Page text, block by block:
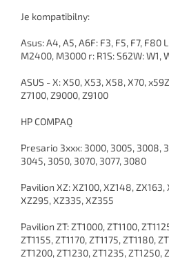
Je kompatibilny:
Asus: A4, A5, A6F: F3, F5, F7, F80
M2400, M3000 r: R1S: S62W: W1,
ASUS - X: X50, X53, X58, X70,
Z7100, Z9000, Z9100
HP COMPAQ
Presario 3xxx: 3000, 3005, 3008,
3045, 3050, 3070, 3077, 3080
Pavilion XZ: XZ100, XZ148, ZX163,
XZ295, XZ335, XZ355
Pavilion ZT: ZT1000, ZT1100,
ZT1155, ZT1170, ZT1175, ZT1180,
ZT1200, ZT1230, ZT1235, ZT1250,